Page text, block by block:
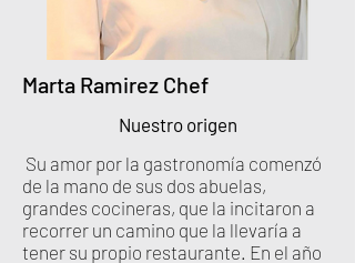
Marta Ramirez Chef
Nuestro origen
Su amor por la gastronomía comenzó
de la mano de sus dos abuelas,
grandes cocineras, que la incitaron a
recorrer un camino que la llevaría a
tener su propio restaurante. En el año